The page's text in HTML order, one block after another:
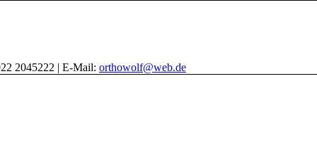
2045222 | E-Mail: orthowolf@web.de